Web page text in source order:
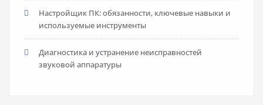
Настройщик ПК: обязанности, ключевые навыки и
используемые инструменты
Диагностика и устранение неисправностей
звуковой аппаратуры